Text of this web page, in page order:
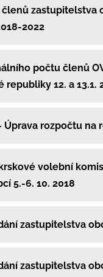
zastupitelstva
2022
počtu členů
republiky 12. a 13.1.
Úprava rozpočtu na
volební
5.-6. 10. 2018
zastupitelstva
zastupitelstva